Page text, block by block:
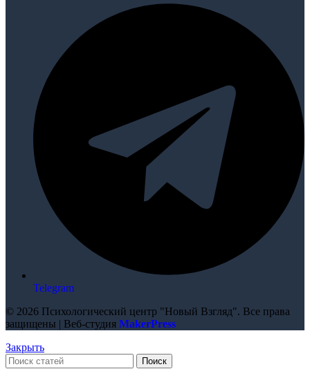
Telegram
© 2026 Психологический центр "Новый Взгляд". Все права
защищены | Веб-студия MakerPress
Закрыть
Поиск